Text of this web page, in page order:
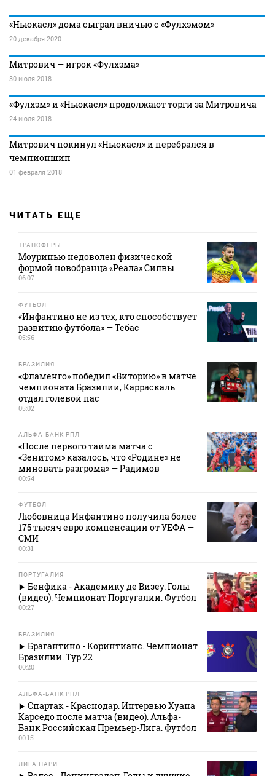
«Ньюкасл» дома сыграл вничью с «Фулхэмом»
20 декабря 2020
Митрович — игрок «Фулхэма»
30 июля 2018
«Фулхэм» и «Ньюкасл» продолжают торги за Митровича
24 июля 2018
Митрович покинул «Ньюкасл» и перебрался в
чемпионшип
01 февраля 2018
ЧИТАТЬ ЕЩЕ
ТРАНСФЕРЫ
Моуринью недоволен физической
формой новобранца «Реала» Силвы
06:07
ФУТБОЛ
«Инфантино не из тех, кто способствует
развитию футбола» — Тебас
05:56
БРАЗИЛИЯ
«Фламенго» победил «Виторию» в матче
чемпионата Бразилии, Карраскаль
отдал голевой пас
05:02
АЛЬФА-БАНК РПЛ
«После первого тайма матча с
«Зенитом» казалось, что «Родине» не
миновать разгрома» — Радимов
00:54
ФУТБОЛ
Любовница Инфантино получила более
175 тысяч евро компенсации от УЕФА —
СМИ
00:31
ПОРТУГАЛИЯ
Бенфика - Академику де Визеу. Голы
(видео). Чемпионат Португалии. Футбол
00:27
БРАЗИЛИЯ
Брагантино - Коринтианс. Чемпионат
Бразилии. Тур 22
00:20
АЛЬФА-БАНК РПЛ
Спартак - Краснодар. Интервью Хуана
Карседо после матча (видео). Альфа-
Банк Российская Премьер-Лига. Футбол
00:15
ЛИГА ПАРИ